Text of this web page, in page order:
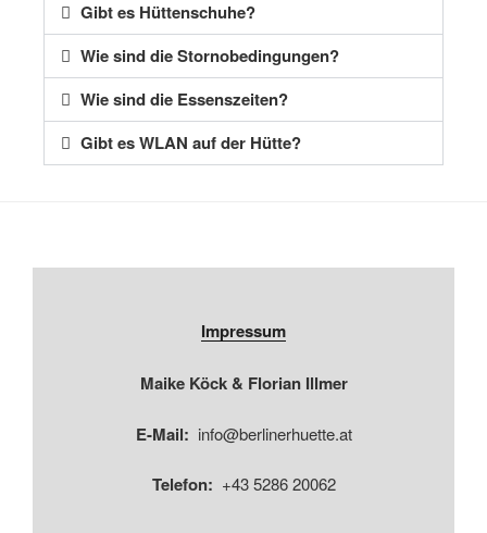
Gibt es Hüttenschuhe?
Wie sind die Stornobedingungen?
Wie sind die Essenszeiten?
Gibt es WLAN auf der Hütte?
Impressum
Maike Köck & Florian Illmer
E-Mail: info@berlinerhuette.at
Telefon: +43 5286 20062